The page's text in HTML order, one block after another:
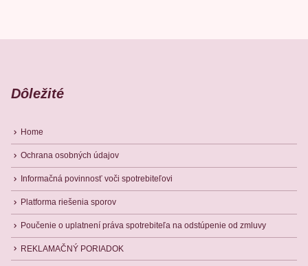
Dôležité
Home
Ochrana osobných údajov
Informačná povinnosť voči spotrebiteľovi
Platforma riešenia sporov
Poučenie o uplatnení práva spotrebiteľa na odstúpenie od zmluvy
REKLAMAČNÝ PORIADOK